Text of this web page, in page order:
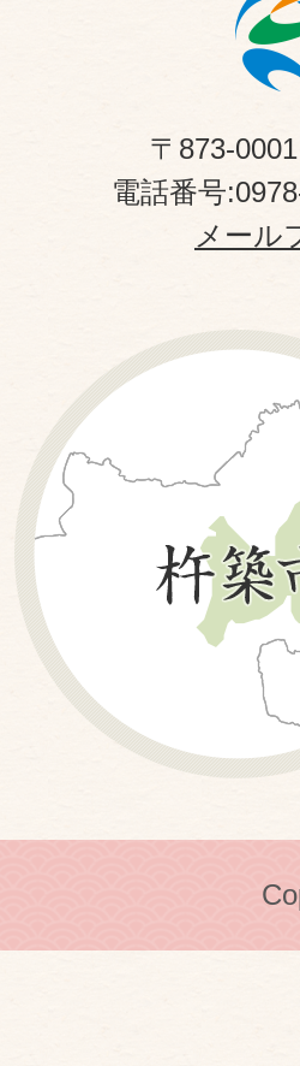
〒873-
電話番号
メール